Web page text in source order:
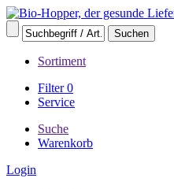
Sortiment
Filter0
Service
Suche
Warenkorb
Login